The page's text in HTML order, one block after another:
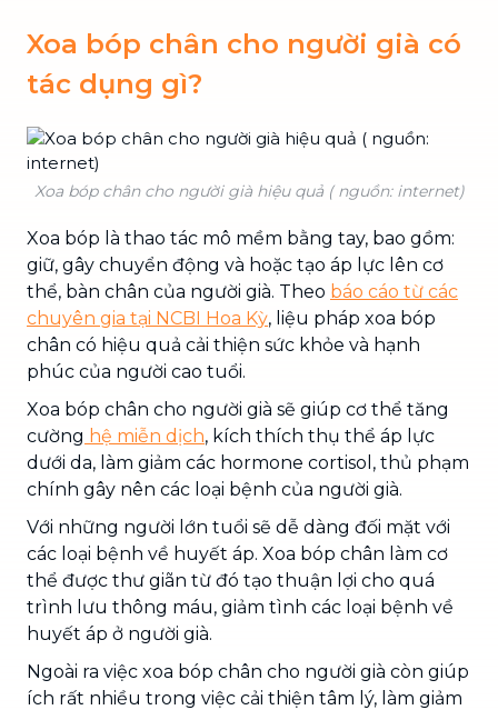
Xoa bóp chân cho người già có
tác dụng gì?
Xoa bóp chân cho người già hiệu quả ( nguồn: internet)
Xoa bóp là thao tác mô mềm bằng tay, bao gồm:
giữ, gây chuyển động và hoặc tạo áp lực lên cơ
thể, bàn chân của người già. Theo báo cáo từ các
chuyên gia tại NCBI Hoa Kỳ, liệu pháp xoa bóp
chân có hiệu quả cải thiện sức khỏe và hạnh
phúc của người cao tuổi.
Xoa bóp chân cho người già sẽ giúp cơ thể tăng
cường hệ miễn dịch, kích thích thụ thể áp lực
dưới da, làm giảm các hormone cortisol, thủ phạm
chính gây nên các loại bệnh của người già.
Với những người lớn tuổi sẽ dễ dàng đối mặt với
các loại bệnh về huyết áp. Xoa bóp chân làm cơ
thể được thư giãn từ đó tạo thuận lợi cho quá
trình lưu thông máu, giảm tình các loại bệnh về
huyết áp ở người già.
Ngoài ra việc xoa bóp chân cho người già còn giúp
ích rất nhiều trong việc cải thiện tâm lý, làm giảm